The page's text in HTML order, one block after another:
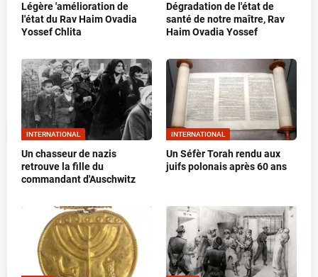
Légère 'amélioration de
l'état du Rav Haim Ovadia
Yossef Chlita
Dégradation de l'état de
santé de notre maître, Rav
Haim Ovadia Yossef
INTERNATIONAL
Un chasseur de nazis
retrouve la fille du
commandant d'Auschwitz
INTERNATIONAL
Un Séfèr Torah rendu aux
juifs polonais après 60 ans